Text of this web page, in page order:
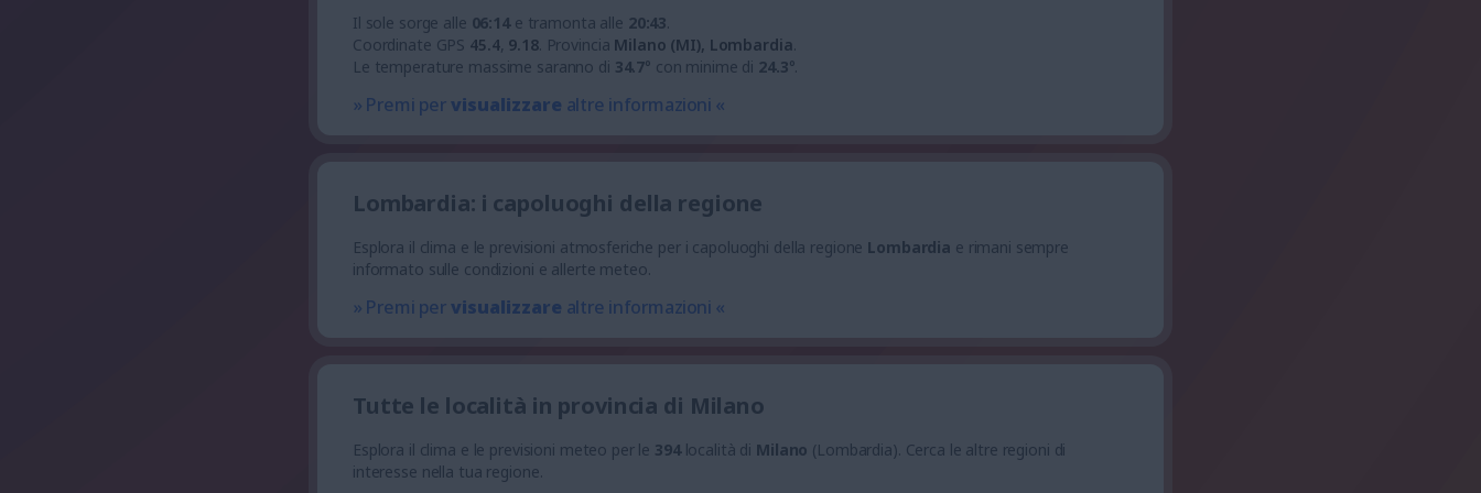
Il sole sorge alle 06:14e tramonta alle 20:43.
Coordinate GPS 45.4, 9.18. Provincia Milano (MI), Lombardia.
Le temperature massime saranno di 34.7° con minime di 24.3°.
» Premi pervisualizzare altre informazioni «
Lombardia: i capoluoghi della regione
Esplora il clima e le previsioni atmosferiche per i capoluoghi della regione Lombardia e rimani sempre
informato sulle condizioni e allerte meteo.
» Premi pervisualizzare altre informazioni «
Tutte le località in provincia di Milano
Esplora il clima e le previsioni meteo per le 394località di Milano (Lombardia). Cerca le altre regioni di
interesse nella tua regione.